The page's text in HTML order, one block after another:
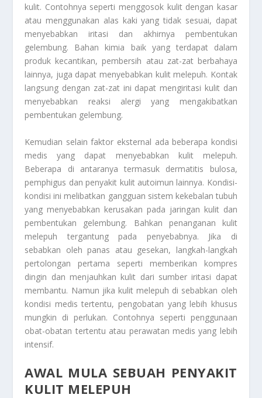
kulit. Contohnya seperti menggosok kulit dengan kasar
atau menggunakan alas kaki yang tidak sesuai, dapat
menyebabkan iritasi dan akhirnya pembentukan
gelembung. Bahan kimia baik yang terdapat dalam
produk kecantikan, pembersih atau zat-zat berbahaya
lainnya, juga dapat menyebabkan kulit melepuh. Kontak
langsung dengan zat-zat ini dapat mengiritasi kulit dan
menyebabkan reaksi alergi yang mengakibatkan
pembentukan gelembung.
Kemudian selain faktor eksternal ada beberapa kondisi
medis yang dapat menyebabkan kulit melepuh.
Beberapa di antaranya termasuk dermatitis bulosa,
pemphigus dan penyakit kulit autoimun lainnya. Kondisi-
kondisi ini melibatkan gangguan sistem kekebalan tubuh
yang menyebabkan kerusakan pada jaringan kulit dan
pembentukan gelembung. Bahkan penanganan kulit
melepuh tergantung pada penyebabnya. Jika di
sebabkan oleh panas atau gesekan, langkah-langkah
pertolongan pertama seperti memberikan kompres
dingin dan menjauhkan kulit dari sumber iritasi dapat
membantu. Namun jika kulit melepuh di sebabkan oleh
kondisi medis tertentu, pengobatan yang lebih khusus
mungkin di perlukan. Contohnya seperti penggunaan
obat-obatan tertentu atau perawatan medis yang lebih
intensif.
AWAL MULA SEBUAH PENYAKIT
KULIT MELEPUH